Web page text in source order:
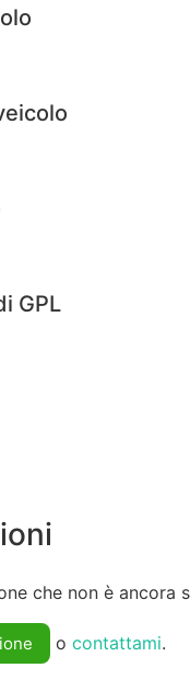
GPL
che non è ancora
o contattami.